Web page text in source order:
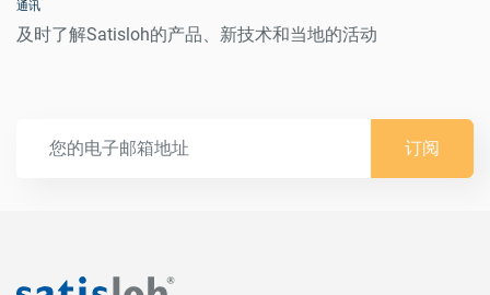
通讯
及时了解Satisloh的产品、新技术和当地的活动
订阅